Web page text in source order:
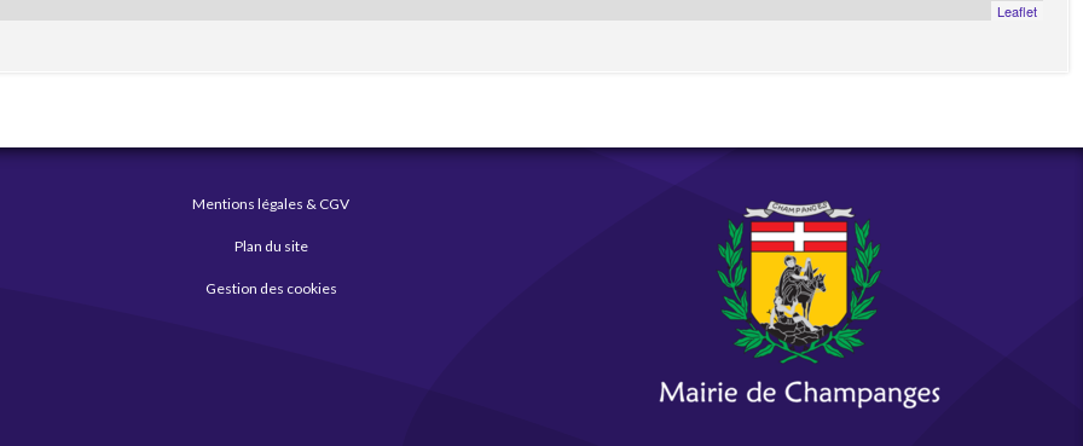
Leaflet
Mentions légales & CGV
Plan du site
Gestion des cookies